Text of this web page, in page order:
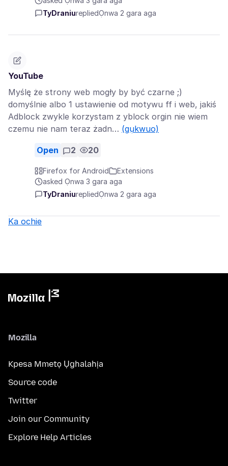
TyDraniurepliedỌnwa 2 gara aga
YouTube
Myślę że strony web mogły by być czarne ;)
domyślnie albo 1 ustawienie od motywu ff i web, jakiś
Adblock zwykle korzystam z yblock orgin nie wiem
czemu nie nam teraz żadn… (gụkwuo)
Open 2 20
Firefox for Android
Extensions
asked Ọnwa 3 gara aga
TyDraniurepliedỌnwa 2 gara aga
Ka ochie
Mozilla
Kpesa Mmetọ Ụghalahịa
Source code
Twitter
Join our Community
Explore Help Articles